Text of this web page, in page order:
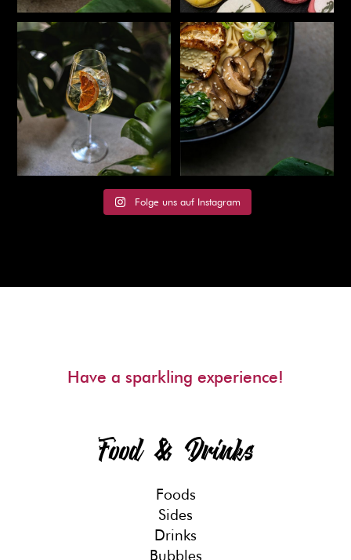
Folge uns auf Instagram
Have a sparkling experience!
Food & Drinks
Foods
Sides
Drinks
Bubbles